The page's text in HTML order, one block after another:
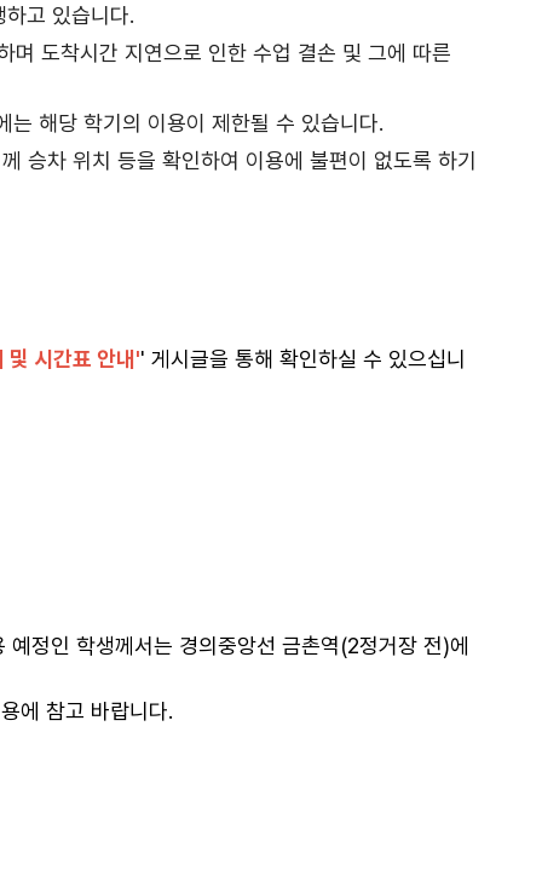
고 있습니다.
며 도착시간 지연으로 인한 수업 결손 및 그에 따른
해당 학기의 이용이 제한될 수 있습니다.
승차 위치 등을 확인하여 이용에 불편이 없도록 하기
시간표 안내'' 게시글을 통해 확인하실 수 있으십니
예정인 학생께서는 경의중앙선 금촌역(2정거장 전)에
에 참고 바랍니다.